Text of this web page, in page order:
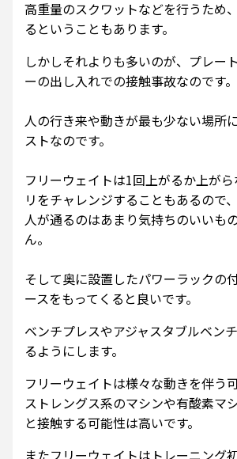
高重量のスクワットなどを行うため
るということもあります。
しかしそれよりも多いのが、プレー
ーの出し入れでの接触事故なのです。
人の行き来や動きが最も少ない場所
ストなのです。
フリーウェイトは1回上がるか上が
リをチャレンジすることもあるので
人が通るのはあまり気持ちのいいも
ん。
そして奥に設置したパワーラックの
ースをもってくると良いです。
ベンチプレスやアジャスタブルベン
るようにします。
フリーウェイトは様々な動きを伴う
ストレングス系のマシンや有酸素マ
と接触する可能性は高いです。
またフリーウェイトはトレーニング